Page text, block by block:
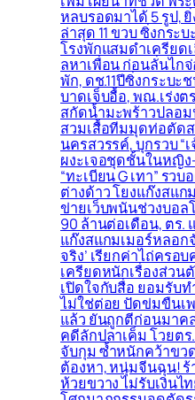
หลบรอดมาได้ 5 รูป,
ล่าสุด 11 ขวบ ซิ่งกระ
โรงพักแสมดำเครียด
ลหาเพื่อน ก่อนลั่นไก
พัก, ดช.11ปีซิ่งกระบ
บาดเจ็บอื้อ, พณ.เร่งต
สกัดน้ำมะพร้าวปลอม
สวมเสื้อทีมมุดท่อตัดส
นครสวรรค์, บุกรวบ “
ผงะเจอชุดชั้นในหญิ
“ทะเบียน G เทา” รว
ต่างด้าว โยงแก๊งสแก
ข่ายเว็บพนันช่วงบอล
90 ล้านต่อเดือน, ตร.
แก๊งสแกมเมอร์หลอก
จริง’ เรียกค่าไถ่ครอ
เครียดหนักเรื่องส่วนตั
เปิดใจกับสื่อ ยอมรับท
ไม่ใช่ต่อย ปัดข่มขืนเ
แล้ว ยันถูกตีก่อนมา
คดีลักปลาเค็ม โวยตร
จับกุม ซ้ำหนักคว้าขว
ต้องหา, หนุ่มจีนฉุน!
ห้วยขวาง ไม่รับเงินไ